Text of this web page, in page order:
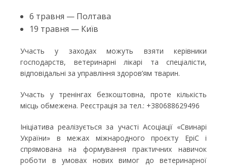
6 травня — Полтава
19 травня — Київ
Участь у заходах можуть взяти керівники
господарств, ветеринарні лікарі та спеціалісти,
відповідальні за управління здоров’ям тварин.
Участь у тренінгах безкоштовна, проте кількість
місць обмежена. Реєстрація за тел.: +380688629496
Ініціатива реалізується за участі Асоціації «Свинарі
України» в межах міжнародного проєкту EpiC і
спрямована на формування практичних навичок
роботи в умовах нових вимог до ветеринарної